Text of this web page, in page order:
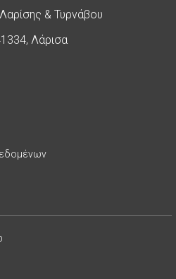
& Τυρνάβου
Λάρισα